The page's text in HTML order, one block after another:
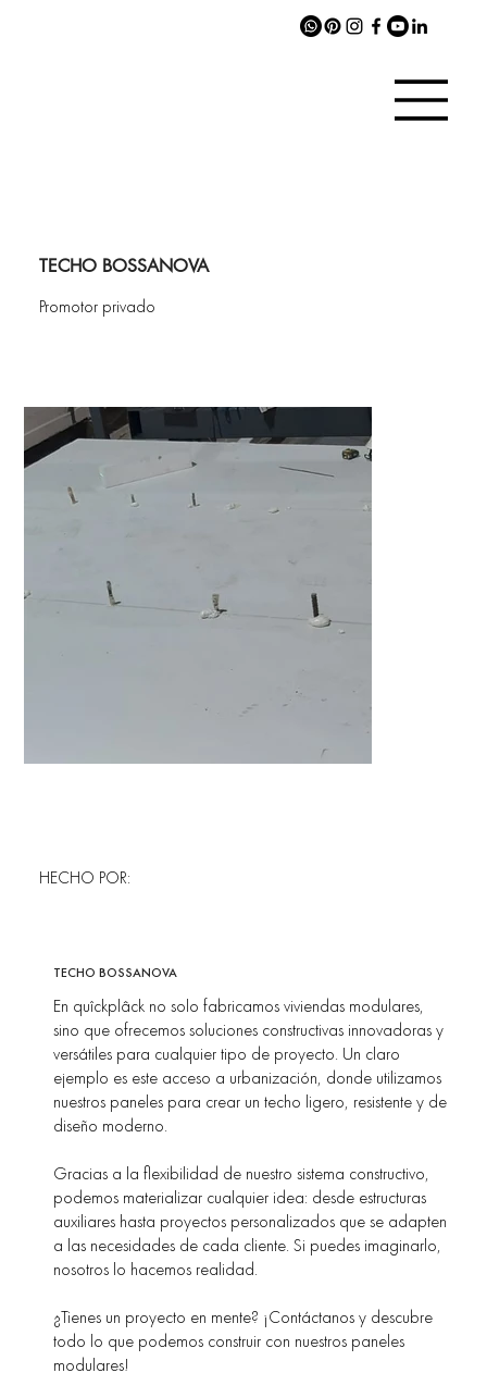
TECHO BOSSANOVA
Promotor privado
HECHO POR:
TECHO BOSSANOVA
En quîckplâck no solo fabricamos viviendas modulares,
sino que ofrecemos soluciones constructivas innovadoras y
versátiles para cualquier tipo de proyecto. Un claro
ejemplo es este acceso a urbanización, donde utilizamos
nuestros paneles para crear un techo ligero, resistente y de
diseño moderno.
Gracias a la flexibilidad de nuestro sistema constructivo,
podemos materializar cualquier idea: desde estructuras
auxiliares hasta proyectos personalizados que se adapten
a las necesidades de cada cliente. Si puedes imaginarlo,
nosotros lo hacemos realidad.
¿Tienes un proyecto en mente? ¡Contáctanos y descubre
todo lo que podemos construir con nuestros paneles
modulares!